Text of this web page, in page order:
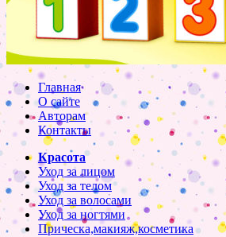
Главная
О сайте
Авторам
Контакты
Красота
Уход за лицом
Уход за телом
Уход за волосами
Уход за ногтями
Прическа,макияж,косметика